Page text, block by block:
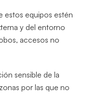
estos equipos estén
y del entorno
accesos no
sensible de la
por las que no